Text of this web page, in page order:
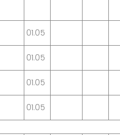
01.05
01.05
01.05
01.05